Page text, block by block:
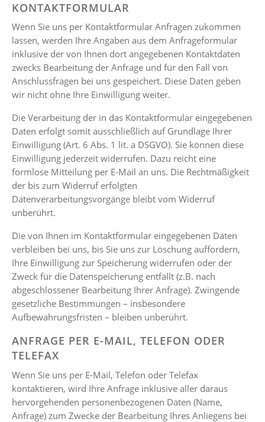
KONTAKTFORMULAR
Wenn Sie uns per Kontaktformular Anfragen zukommen
lassen, werden Ihre Angaben aus dem Anfrageformular
inklusive der von Ihnen dort angegebenen Kontaktdaten
zwecks Bearbeitung der Anfrage und für den Fall von
Anschlussfragen bei uns gespeichert. Diese Daten geben
wir nicht ohne Ihre Einwilligung weiter.
Die Verarbeitung der in das Kontaktformular eingegebenen
Daten erfolgt somit ausschließlich auf Grundlage Ihrer
Einwilligung (Art. 6 Abs. 1 lit. a DSGVO). Sie können diese
Einwilligung jederzeit widerrufen. Dazu reicht eine
formlose Mitteilung per E-Mail an uns. Die Rechtmäßigkeit
der bis zum Widerruf erfolgten
Datenverarbeitungsvorgänge bleibt vom Widerruf
unberührt.
Die von Ihnen im Kontaktformular eingegebenen Daten
verbleiben bei uns, bis Sie uns zur Löschung auffordern,
Ihre Einwilligung zur Speicherung widerrufen oder der
Zweck für die Datenspeicherung entfällt (z.B. nach
abgeschlossener Bearbeitung Ihrer Anfrage). Zwingende
gesetzliche Bestimmungen – insbesondere
Aufbewahrungsfristen – bleiben unberührt.
ANFRAGE PER E-MAIL, TELEFON ODER
TELEFAX
Wenn Sie uns per E-Mail, Telefon oder Telefax
kontaktieren, wird Ihre Anfrage inklusive aller daraus
hervorgehenden personenbezogenen Daten (Name,
Anfrage) zum Zwecke der Bearbeitung Ihres Anliegens bei